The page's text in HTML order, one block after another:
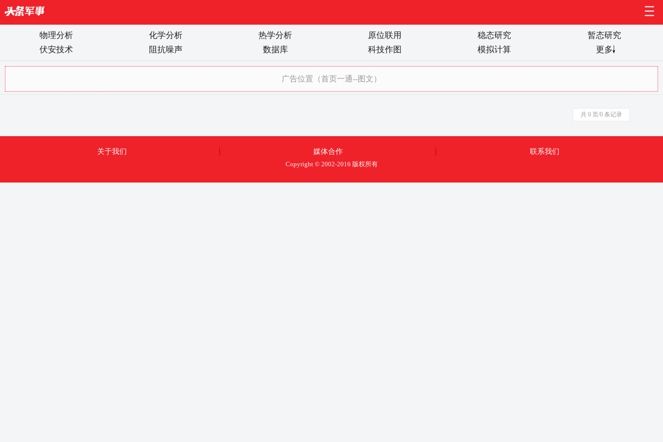
物理分析 化学分析 热学分析 原位联用 稳态研究
暂态研究
伏安技术
阻抗噪声 数据库 科技作图 模拟计算 更多
广告位置（首页一通--图文）
共 0 页/0 条记录
关于我们 媒体合作 联系我们
Copyright © 2002-2016 版权所有